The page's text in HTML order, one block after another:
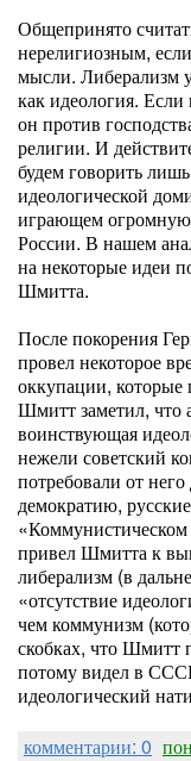
Общепринято
нерелигиозным,
мысли. Либерализм
как идеология.
он против
религии. И
будем говорить
идеологической
играющем огромную
России. В нашем
на некоторые идеи
Шмитта.
После покорения
провел некоторое
оккупации,
Шмитт заметил, что
воинствующая
нежели советский
потребовали от
демократию,
привел Шмитта к
либерализм (в
«отсутствие
чем коммунизм
скобках, что Шмитт
потому видел в
идеологический
комментарии: 0